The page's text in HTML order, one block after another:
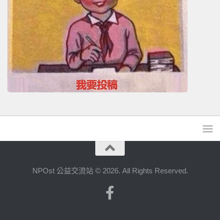
NPOst 公益交流站 © 2026. All Rights Reserved.